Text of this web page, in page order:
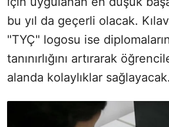
bu yıl da geçerli olacak.
"TYÇ" logosu ise
tanınırlığını artırarak
alanda kolaylıklar sağlayacak.